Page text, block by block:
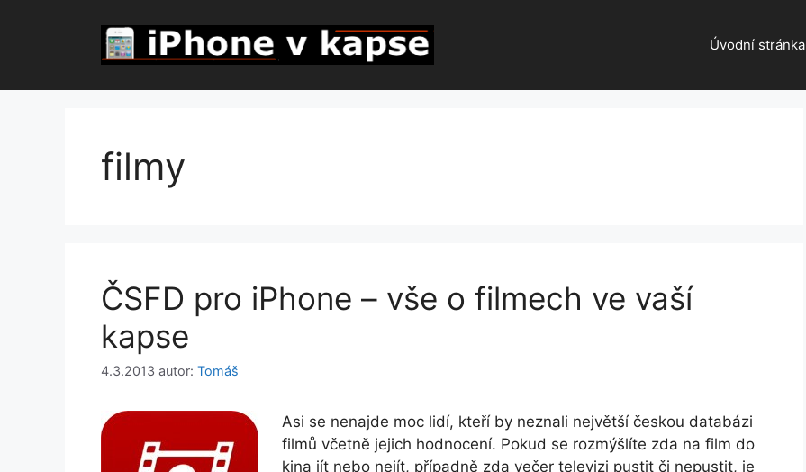
Úvodní stránka
filmy
ČSFD pro iPhone – vše o filmech ve vaší
kapse
4.3.2013 autor: Tomáš
Asi se nenajde moc lidí, kteří by neznali největší českou databázi
filmů včetně jejich hodnocení. Pokud se rozmýšlíte zda na film do
kina jít nebo nejít, případně zda večer televizi pustit či nepustit, je